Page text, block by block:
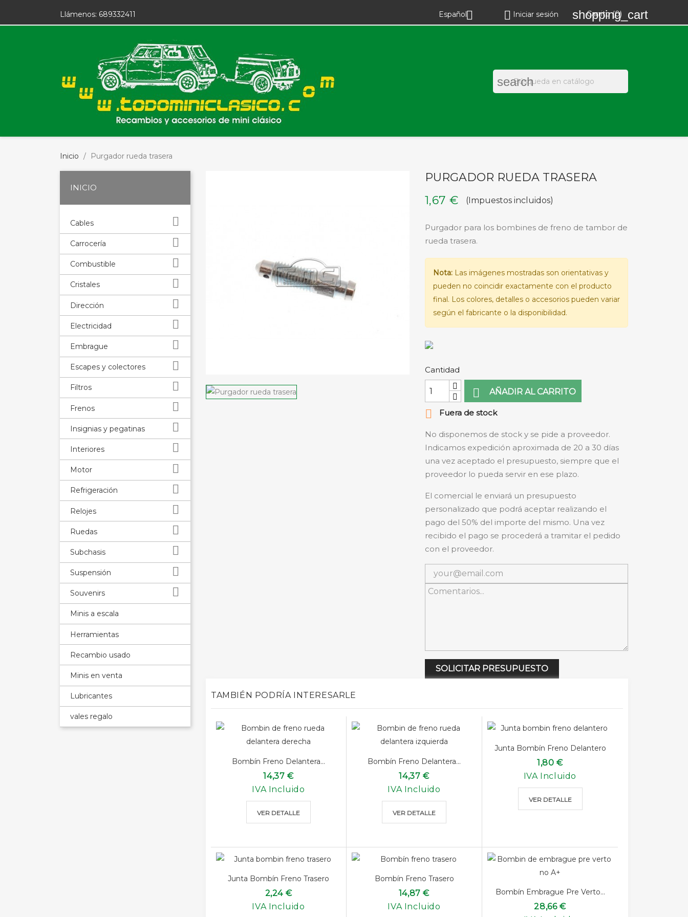
Llámenos: 689332411 Español  Iniciar sesión shopping_cart
Carrito (0)
search
Inicio Purgador rueda trasera
INICIO
Cables 
Carrocería 
Combustible 
Cristales 
Dirección 
Electricidad 
Embrague 
Escapes y colectores 
Filtros 
Frenos 
Insignias y pegatinas 
Interiores 
Motor 
Refrigeración 
Relojes 
Ruedas 
Subchasis 
Suspensión 
Souvenirs 
Minis a escala
Herramientas
Recambio usado
Minis en venta
Lubricantes
vales regalo
PURGADOR RUEDA TRASERA
1,67 €
(Impuestos incluidos)
Purgador para los bombines de freno de tambor de
rueda trasera.
Nota:Las imágenes mostradas son orientativas y
pueden no coincidir exactamente con el producto
final. Los colores, detalles o accesorios pueden variar
según el fabricante o la disponibilidad.
Cantidad
 AÑADIR AL CARRITO
 Fuera de stock
No disponemos de stock y se pide a proveedor.
Indicamos expedición aproximada de 20 a 30 días
una vez aceptado el presupuesto, siempre que el
proveedor lo pueda servir en ese plazo.
El comercial le enviará un presupuesto
personalizado que podrá aceptar realizando el
pago del 50% del importe del mismo. Una vez
recibido el pago se procederá a tramitar el pedido
con el proveedor.
SOLICITAR PRESUPUESTO
TAMBIÉN PODRÍA INTERESARLE
Bombín Freno Delantera...
14,37 €
IVA Incluido
VER DETALLE
Bombín Freno Delantera...
14,37 €
IVA Incluido
VER DETALLE
Junta Bombín Freno Delantero
1,80 €
IVA Incluido
VER DETALLE
Junta Bombín Freno Trasero
2,24 €
IVA Incluido
Bombín Freno Trasero
14,87 €
IVA Incluido
Bombín Embrague Pre Verto...
28,66 €